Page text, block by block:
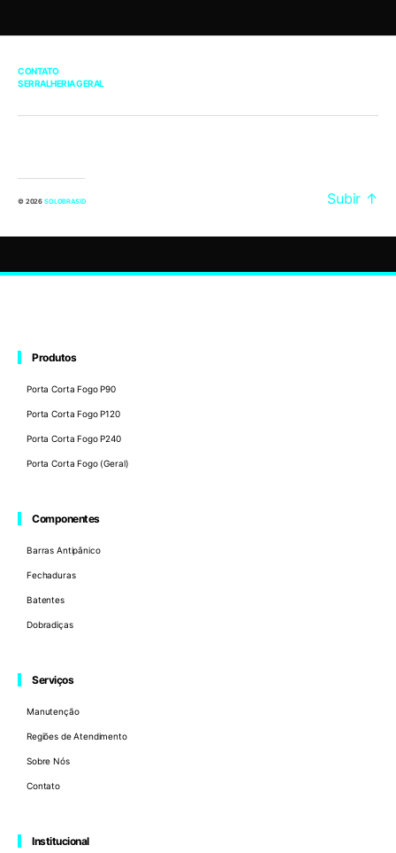
CONTATO
SERRALHERIA GERAL
© 2026 SOLOBRASID Subir ↑
Produtos
Porta Corta Fogo P90
Porta Corta Fogo P120
Porta Corta Fogo P240
Porta Corta Fogo (Geral)
Componentes
Barras Antipânico
Fechaduras
Batentes
Dobradiças
Serviços
Manutenção
Regiões de Atendimento
Sobre Nós
Contato
Institucional